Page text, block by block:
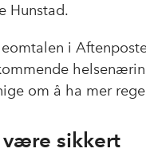
Hunstad.
i
om å ha mer
være sikkert